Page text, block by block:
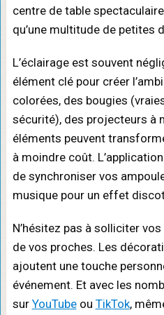
centre de table
qu’une multitude de petites
L’éclairage est souvent
élément clé pour créer
colorées, des bougies
sécurité), des projecteurs à
éléments peuvent
à moindre coût. L’application
de synchroniser vos
musique pour un effet
N’hésitez pas à solliciter
de vos proches. Les
ajoutent une touche
événement. Et avec les
sur YouTubeou TikTok,